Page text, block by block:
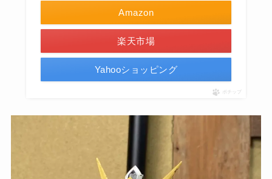
Amazon
楽天市場
Yahooショッピング
ポチップ